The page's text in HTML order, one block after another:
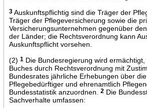
3Auskunftspflichtig sind die Träger der
Träger der Pflegeversicherung sowie die
Versicherungsunternehmen gegenüber
der Länder; die Rechtsverordnung kann
Auskunftspflicht vorsehen.
(2) 1Die Bundesregierung wird ermächtigt,
Buches durch Rechtsverordnung mit
Bundesrates jährliche Erhebungen über
Pflegebedürftiger und ehrenamtlich
Bundesstatistik anzuordnen.
2Die
Sachverhalte umfassen: